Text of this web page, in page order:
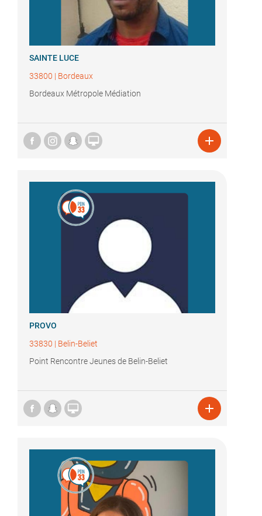
SAINTE LUCE
33800 | Bordeaux
Bordeaux Métropole Médiation
 
PROVO
33830 | Belin-Beliet
Point Rencontre Jeunes de Belin-Beliet
 